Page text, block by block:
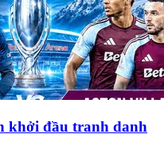
khởi đầu tranh danh